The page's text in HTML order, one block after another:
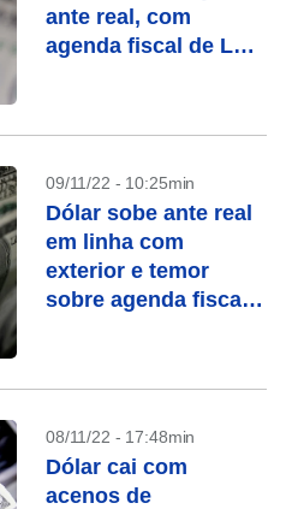
ante real, com
agenda fiscal de Lula
09/11/22 - 10:25min
Dólar sobe ante real
em linha com
exterior e temor
sobre agenda fiscal
08/11/22 - 17:48min
Dólar cai com
acenos de